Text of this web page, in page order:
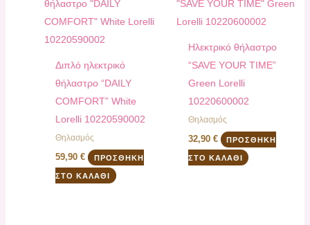
Διπλό ηλεκτρικό
θήλαστρο “DAILY
COMFORT” White
Lorelli 10220590002
Θηλασμός
59,90€ ΠΡΟΣΘΉΚΗ
ΣΤΟ ΚΑΛΆΘΙ
Ηλεκτρικό θήλαστρο
“SAVE YOUR TIME”
Green Lorelli
10220600002
Θηλασμός
32,90 € ΠΡΟΣΘΉΚΗ
ΣΤΟ ΚΑΛΆΘΙ